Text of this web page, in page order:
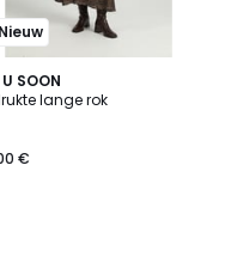
Nieuw
U SOON
lange rok
€